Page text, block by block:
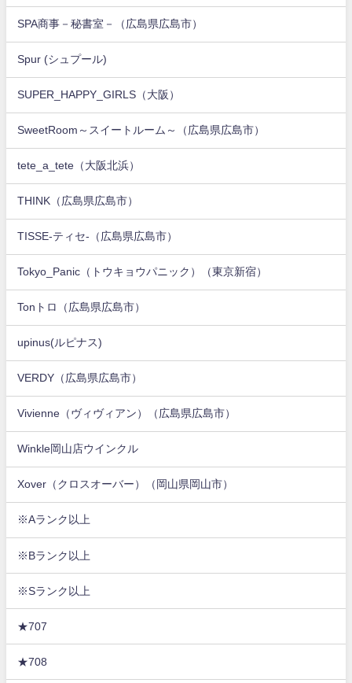
SPA商事－秘書室－（広島県広島市）
Spur (シュプール)
SUPER_HAPPY_GIRLS（大阪）
SweetRoom～スイートルーム～（広島県広島市）
tete_a_tete（大阪北浜）
THINK（広島県広島市）
TISSE-ティセ-（広島県広島市）
Tokyo_Panic（トウキョウパニック）（東京新宿）
Tonトロ（広島県広島市）
upinus(ルピナス)
VERDY（広島県広島市）
Vivienne（ヴィヴィアン）（広島県広島市）
Winkle岡山店ウインクル
Xover（クロスオーバー）（岡山県岡山市）
※Aランク以上
※Bランク以上
※Sランク以上
★707
★708